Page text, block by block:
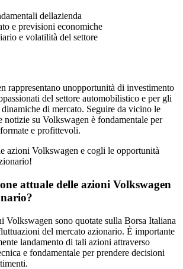
dellazienda
e previsioni economiche
e volatilità del settore
rappresentano unopportunità di investimento
del settore automobilistico e per gli
di mercato. Seguire da vicino le
notizie su Volkswagen è fondamentale per
e profittevoli.
azioni Volkswagen e cogli le opportunità
attuale delle azioni Volkswagen
Volkswagen sono quotate sulla Borsa Italiana
del mercato azionario. È importante
landamento di tali azioni attraverso
e fondamentale per prendere decisioni